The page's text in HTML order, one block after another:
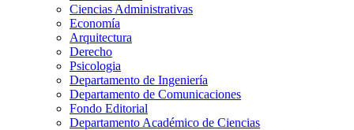
Ciencias Administrativas
Economía
Arquitectura
Derecho
Psicologia
Departamento de Ingeniería
Departamento de Comunicaciones
Fondo Editorial
Departamento Académico de Ciencias